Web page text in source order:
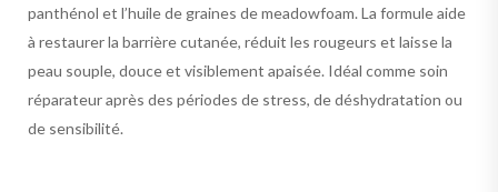
panthénol et l’huile de graines de meadowfoam. La formule aide
à restaurer la barrière cutanée, réduit les rougeurs et laisse la
peau souple, douce et visiblement apaisée. Idéal comme soin
réparateur après des périodes de stress, de déshydratation ou
de sensibilité.